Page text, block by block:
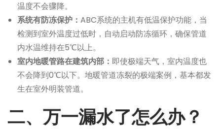
温度不会骤降。
系统有防冻保护： ABC系统的主机有低温保护功能，当
检测到室外温度过低时，自动启动防冻循环，确保管道
内水温维持在5℃以上。
室内地暖管路在建筑内部： 即使极端天气，室内温度也
不会降到0℃以下。地暖管道冻裂的极端案例，基本都发
生在室外明装管道。
二、万一漏水了怎么办？